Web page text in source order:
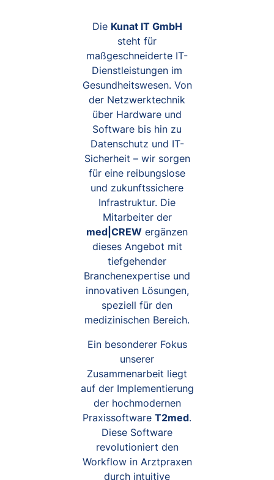
Die Kunat IT GmbH
steht für
maßgeschneiderte IT-
Dienstleistungen im
Gesundheitswesen. Von
der Netzwerktechnik
über Hardware und
Software bis hin zu
Datenschutz und IT-
Sicherheit – wir sorgen
für eine reibungslose
und zukunftssichere
Infrastruktur. Die
Mitarbeiter der
med|CREW ergänzen
dieses Angebot mit
tiefgehender
Branchenexpertise und
innovativen Lösungen,
speziell für den
medizinischen Bereich.
Ein besonderer Fokus
unserer
Zusammenarbeit liegt
auf der Implementierung
der hochmodernen
Praxissoftware T2med.
Diese Software
revolutioniert den
Workflow in Arztpraxen
durch intuitive